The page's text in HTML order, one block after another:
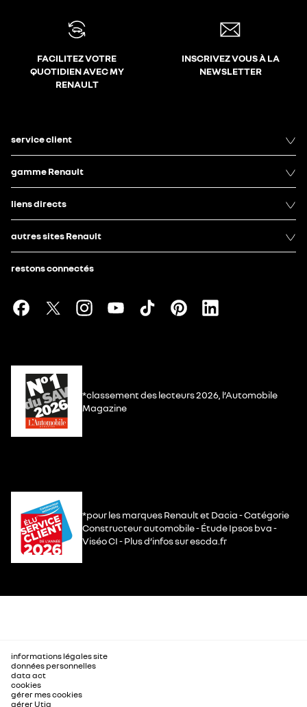
FACILITEZ VOTRE
QUOTIDIEN AVEC MY
RENAULT
INSCRIVEZ VOUS À LA
NEWSLETTER
service client
gamme Renault
liens directs
autres sites Renault
restons connectés
*classement des lecteurs 2026, l’Automobile
Magazine
*pour les marques Renault et Dacia - Catégorie
Constructeur automobile - Étude Ipsos bva -
Viséo CI - Plus d’infos sur escda.fr
informations légales site
données personnelles
data act
cookies
gérer mes cookies
gérer Utiq